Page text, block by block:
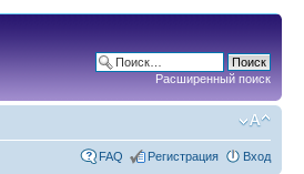
Расширенный поиск
FAQ Регистрация Вход